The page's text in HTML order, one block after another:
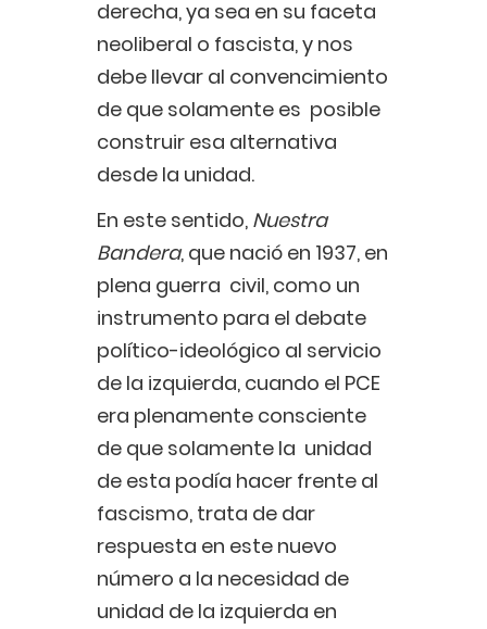
derecha, ya sea en su faceta
neoliberal o fascista, y nos
debe llevar al convencimiento
de que solamente es posible
construir esa alternativa
desde la unidad.
En este sentido, Nuestra
Bandera, que nació en 1937, en
plena guerra civil, como un
instrumento para el debate
político-ideológico al servicio
de la izquierda, cuando el PCE
era plenamente consciente
de que solamente la unidad
de esta podía hacer frente al
fascismo, trata de dar
respuesta en este nuevo
número a la necesidad de
unidad de la izquierda en